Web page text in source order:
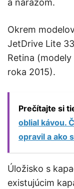
a nárazom.
Okrem
JetDrive Lite
Retina
roka 2015).
Prečítajte si
oblial kávou.
opravil a ako
Úložisko s
existujúcim